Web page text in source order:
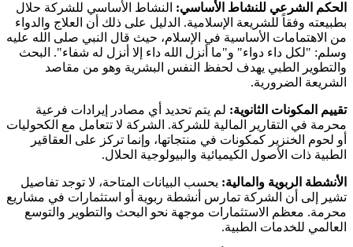
الحكم الشرعي للنشاط الأساسي:النشاط الأساسي للشركة حلال
بطبيعته وفقاً للشريعة الإسلامية. الدليل على ذلك أن العلاج والدواء
من الاهتمامات الأساسية في الإسلام، حيث قال النبي صلى الله عليه
وسلم: "لكل داء دواء" و"ما أنزل الله داء إلا أنزل له شفاء". البحث
والتطوير الطبي يهدف لحفظ النفس البشرية وهو من مقاصد
الشريعة الضرورية.
تقييم المكونات الثانوية:لم يتم تحديد أي مصادر إيرادات فرعية
محرمة في التقارير المالية للشركة. الشركة لا تتعامل مع الكحوليات
أو لحوم الخنزير كمكونات في منتجاتها، وإنما تركز على العقاقير
الطبية ذات الأصول الكيميائية والبيولوجية الحلال.
الأنشطة الربوية والمالية:بحسب البيانات المتاحة، لا توجد تفاصيل
تشير إلى أن الشركة تمارس أنشطة ربوية أو استثمارات في مشاريع
محرمة. معظم الاستثمارات موجهة نحو البحث والتطوير والتوسع
العالمي للخدمات الطبية.